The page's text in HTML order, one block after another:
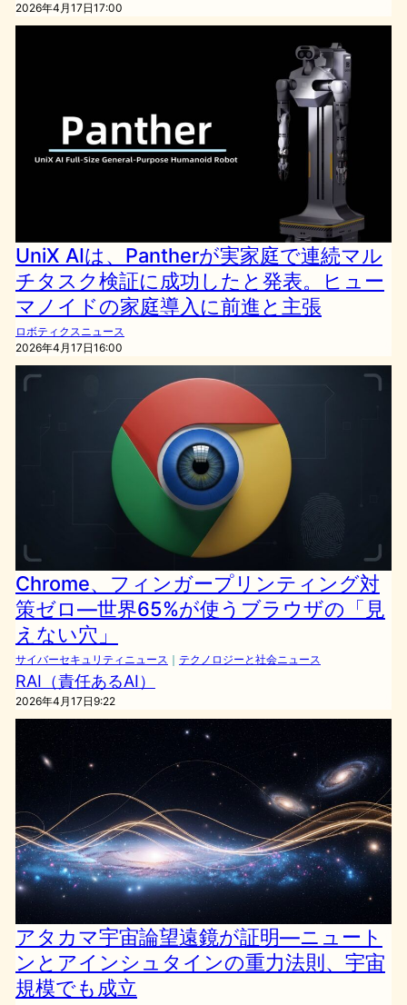
2026年4月17日17:00
UniX AIは、Pantherが実家庭で連続マル
チタスク検証に成功したと発表。ヒュー
マノイドの家庭導入に前進と主張
ロボティクスニュース
2026年4月17日16:00
Chrome、フィンガープリンティング対
策ゼロ—世界65%が使うブラウザの「見
えない穴」
サイバーセキュリティニュース ｜ テクノロジーと社会ニュース
RAI（責任あるAI）
2026年4月17日9:22
アタカマ宇宙論望遠鏡が証明—ニュート
ンとアインシュタインの重力法則、宇宙
規模でも成立